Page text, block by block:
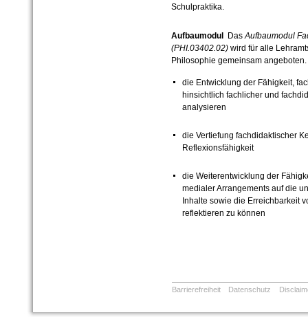
Schulpraktika.
Aufbaumodul DasAufbaumodul
(PHI.03402.02) wird für alle
Philosophie gemeinsam angeboten.
die Entwicklung der Fähigkeit,
hinsichtlich fachlicher und
analysieren
die Vertiefung fachdidaktischer
Reflexionsfähigkeit
die Weiterentwicklung der
medialer Arrangements auf die
Inhalte sowie die Erreichbarkeit
reflektieren zu können
Barrierefreiheit Datenschutz